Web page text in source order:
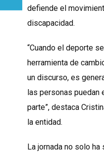
defiende el
discapacidad.
“Cuando el deporte
herramienta de
un discurso, es
las personas puedan
parte”, destaca
la entidad.
La jornada no solo